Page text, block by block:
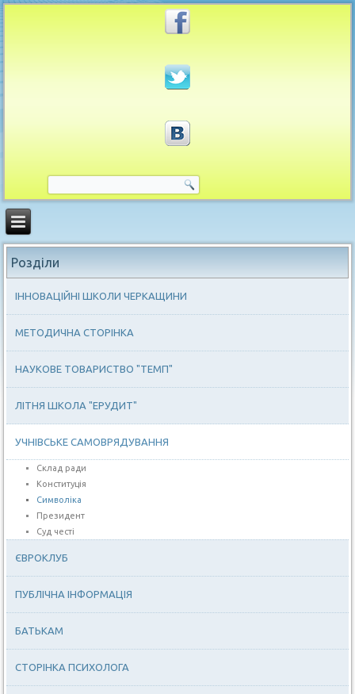
Розділи
ІННОВАЦІЙНІ ШКОЛИ ЧЕРКАЩИНИ
МЕТОДИЧНА СТОРІНКА
НАУКОВЕ ТОВАРИСТВО "ТЕМП"
ЛІТНЯ ШКОЛА "ЕРУДИТ"
УЧНІВСЬКЕ САМОВРЯДУВАННЯ
Склад ради
Конституція
Символіка
Президент
Суд честі
ЄВРОКЛУБ
ПУБЛІЧНА ІНФОРМАЦІЯ
БАТЬКАМ
СТОРІНКА ПСИХОЛОГА